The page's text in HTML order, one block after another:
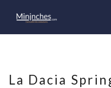
La Dacia